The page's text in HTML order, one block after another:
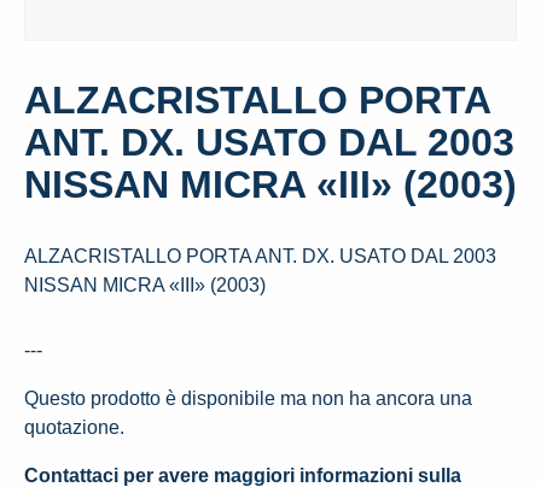
ALZACRISTALLO PORTA
ANT. DX. USATO DAL 2003
NISSAN MICRA «III» (2003)
ALZACRISTALLO PORTA ANT. DX. USATO DAL 2003
NISSAN MICRA «III» (2003)
---
Questo prodotto è disponibile ma non ha ancora una
quotazione.
Contattaci per avere maggiori informazioni sulla